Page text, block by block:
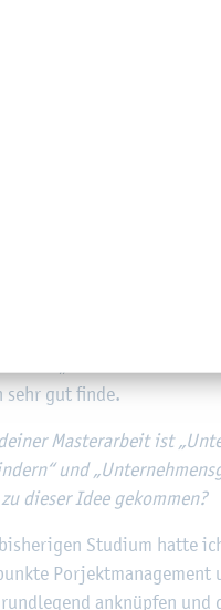
sehr gut finde.
dei­ner Mas­ter­ar­beit ist
und
die­ser Idee ge­kom­men?
Stu­di­um hatte
Por­jekt­ma­nage­ment
an­knüp­fen und